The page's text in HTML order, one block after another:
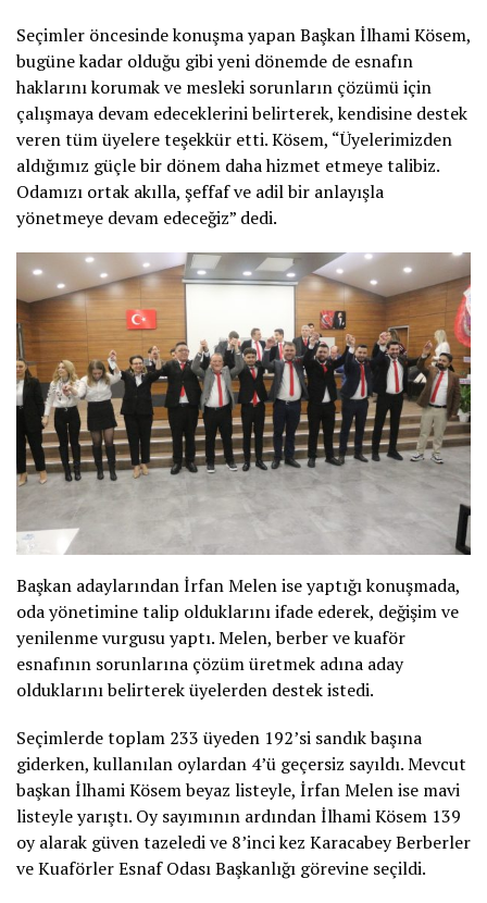
Seçimler öncesinde konuşma yapan Başkan İlhami Kösem,
bugüne kadar olduğu gibi yeni dönemde de esnafın
haklarını korumak ve mesleki sorunların çözümü için
çalışmaya devam edeceklerini belirterek, kendisine destek
veren tüm üyelere teşekkür etti. Kösem, “Üyelerimizden
aldığımız güçle bir dönem daha hizmet etmeye talibiz.
Odamızı ortak akılla, şeffaf ve adil bir anlayışla
yönetmeye devam edeceğiz” dedi.
Başkan adaylarından İrfan Melen ise yaptığı konuşmada,
oda yönetimine talip olduklarını ifade ederek, değişim ve
yenilenme vurgusu yaptı. Melen, berber ve kuaför
esnafının sorunlarına çözüm üretmek adına aday
olduklarını belirterek üyelerden destek istedi.
Seçimlerde toplam 233 üyeden 192’si sandık başına
giderken, kullanılan oylardan 4’ü geçersiz sayıldı. Mevcut
başkan İlhami Kösem beyaz listeyle, İrfan Melen ise mavi
listeyle yarıştı. Oy sayımının ardından İlhami Kösem 139
oy alarak güven tazeledi ve 8’inci kez Karacabey Berberler
ve Kuaförler Esnaf Odası Başkanlığı görevine seçildi.